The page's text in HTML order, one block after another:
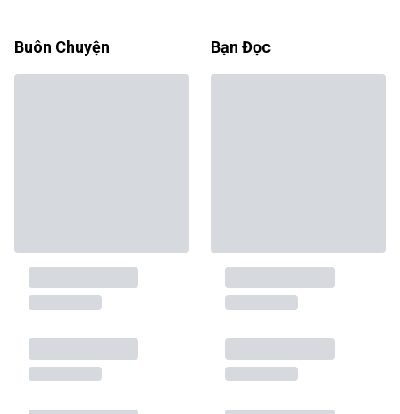
Buôn Chuyện Bạn Đọc